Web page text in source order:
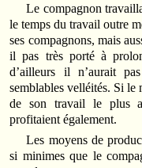
Le compagnon
le temps du travail outre
ses compagnons, mais
il pas très porté à
d’ailleurs il n’aurait
semblables velléités. Si le
de son travail le plus
profitaient également.
Les moyens de
si minimes que le